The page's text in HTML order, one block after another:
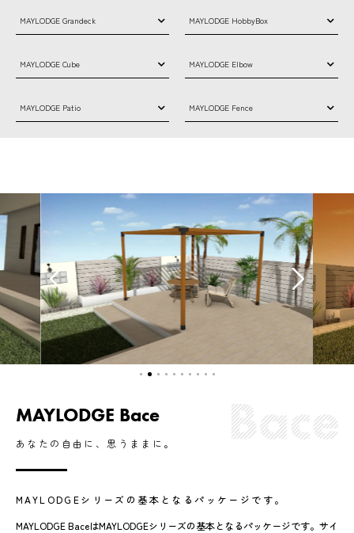
MAYLODGE Grandeck MAYLODGE HobbyBox
MAYLODGE Cube MAYLODGE Elbow
MAYLODGE Patio MAYLODGE Fence
MAYLODGE Bace
あなたの自由に、思うままに。
MAYLODGEシリーズの基本となるパッケージです。
MAYLODGE BaceはMAYLODGEシリーズの基本となるパッケージです。サイ